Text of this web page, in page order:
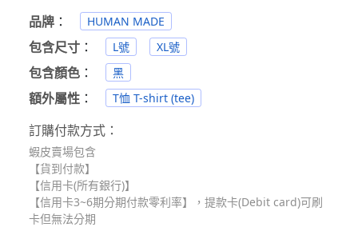
品牌 ： HUMAN MADE
包含尺寸 ： L號 XL號
包含顏色 ： 黑
額外屬性 ： T恤 T-shirt (tee)
訂購付款方式：
蝦皮賣場包含
【貨到付款】
【信用卡(所有銀行)】
【信用卡3~6期分期付款零利率】，提款卡(Debit card)可刷
卡但無法分期